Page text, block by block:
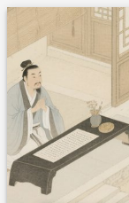
正文